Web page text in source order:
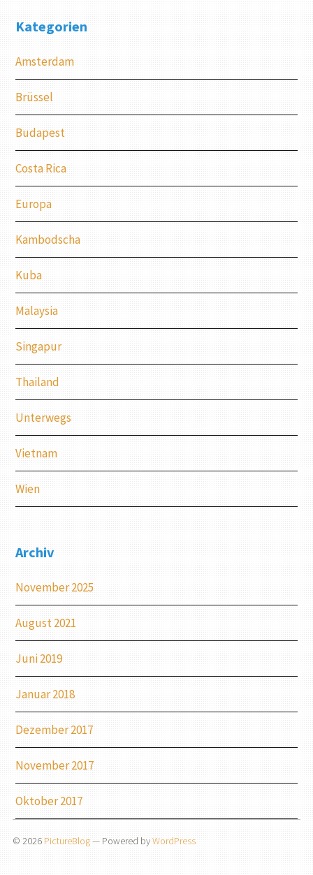
Kategorien
Amsterdam
Brüssel
Budapest
Costa Rica
Europa
Kambodscha
Kuba
Malaysia
Singapur
Thailand
Unterwegs
Vietnam
Wien
Archiv
November 2025
August 2021
Juni 2019
Januar 2018
Dezember 2017
November 2017
Oktober 2017
© 2026 PictureBlog— Powered byWordPress